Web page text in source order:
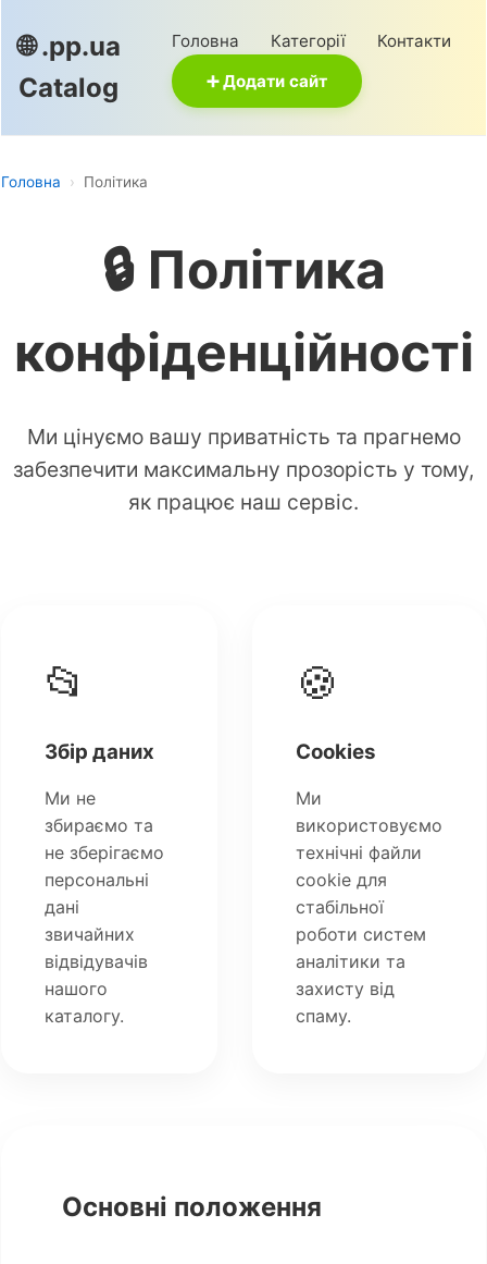
🌐 .pp.ua
Catalog
Головна Категорії
Контакти
➕ Додати сайт
Головна › Політика
🔒 Політика
конфіденційності
Ми цінуємо вашу приватність та прагнемо
забезпечити максимальну прозорість у тому,
як працює наш сервіс.
📂
Збір даних
Ми не
збираємо та
не зберігаємо
персональні
дані
звичайних
відвідувачів
нашого
каталогу.
🍪
Cookies
Ми
використовуємо
технічні файли
cookie для
стабільної
роботи систем
аналітики та
захисту від
спаму.
Основні положення